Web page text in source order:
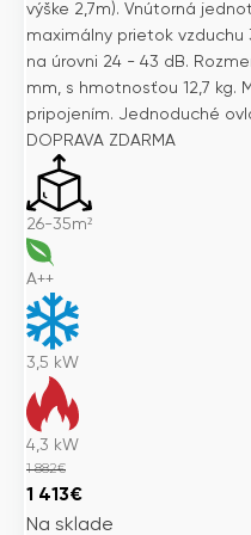
výške 2,7m). Vnútorná
maximálny prietok vzduchu
na úrovni 24 - 43 dB.
mm, s hmotnosťou 12,7 kg.
pripojením. Jednoduché
DOPRAVA ZDARMA
26-35m²
A++
3,5 kW
4,3 kW
1 882€
Pôvodná
cena
1 413€Aktuálna
cena
Na sklade